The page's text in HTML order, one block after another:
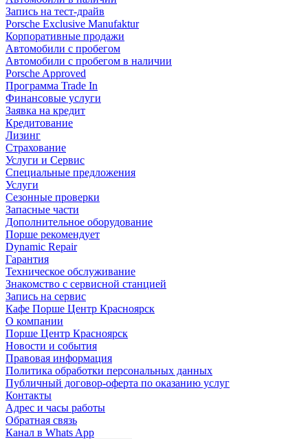
Запись на тест-драйв
Porsche Exclusive Manufaktur
Корпоративные продажи
Автомобили с пробегом
Автомобили с пробегом в наличии
Porsche Approved
Программа Trade In
Финансовые услуги
Заявка на кредит
Кредитование
Лизинг
Страхование
Услуги и Сервис
Специальные предложения
Услуги
Сезонные проверки
Запасные части
Дополнительное оборудование
Порше рекомендует
Dynamic Repair
Гарантия
Техническое обслуживание
Знакомство с сервисной станцией
Запись на сервис
Кафе Порше Центр Красноярск
О компании
Порше Центр Красноярск
Новости и события
Правовая информация
Политика обработки персональных данных
Публичный договор-оферта по оказанию услуг
Контакты
Адрес и часы работы
Обратная связь
Канал в Whats App